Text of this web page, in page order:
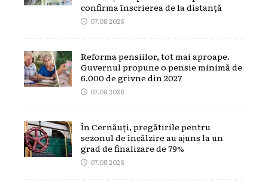
confirma înscrierea de la distanță
07.08.2026
Reforma pensiilor, tot mai aproape.
Guvernul propune o pensie minimă de
6.000 de grivne din 2027
07.08.2026
În Cernăuți, pregătirile pentru
sezonul de încălzire au ajuns la un
grad de finalizare de 79%
07.08.2026